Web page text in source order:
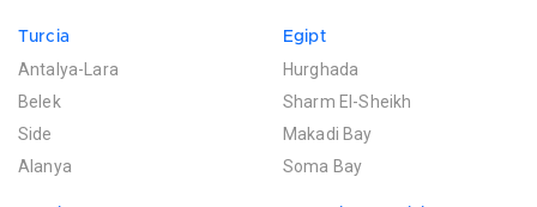
Turcia
Antalya-Lara
Belek
Side
Alanya
Egipt
Hurghada
Sharm El-Sheikh
Makadi Bay
Soma Bay